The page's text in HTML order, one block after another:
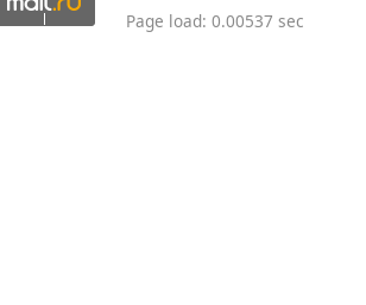
Page load: 0.00537 sec